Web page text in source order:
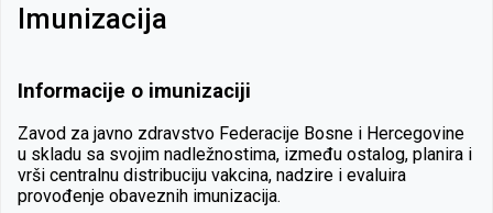
Imunizacija
Informacije o imunizaciji
Zavod za javno zdravstvo Federacije Bosne i Hercegovine
u skladu sa svojim nadležnostima, između ostalog, planira i
vrši centralnu distribuciju vakcina, nadzire i evaluira
provođenje obaveznih imunizacija.